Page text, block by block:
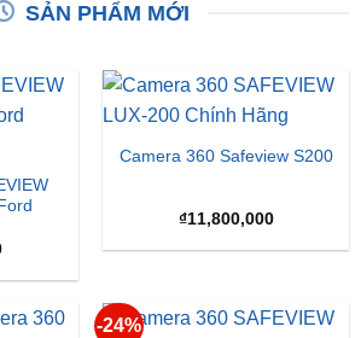
SẢN PHẨM MỚI
Camera 360 Safeview S200
₫11,800,000
-24%